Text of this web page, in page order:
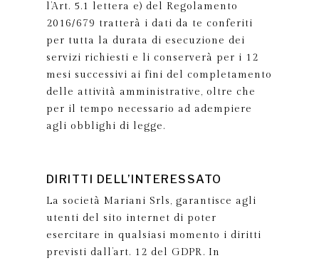
l’Art. 5.1 lettera e) del Regolamento
2016/679 tratterà i dati da te conferiti
per tutta la durata di esecuzione dei
servizi richiesti e li conserverà per i 12
mesi successivi ai fini del completamento
delle attività amministrative, oltre che
per il tempo necessario ad adempiere
agli obblighi di legge.
DIRITTI DELL’INTERESSATO
La società Mariani Srls, garantisce agli
utenti del sito internet di poter
esercitare in qualsiasi momento i diritti
previsti dall’art. 12 del GDPR. In